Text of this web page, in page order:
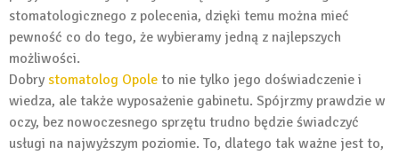
stomatologicznego z polecenia, dzięki temu można mieć
pewność co do tego, że wybieramy jedną z najlepszych
możliwości.
Dobry stomatolog Opole to nie tylko jego doświadczenie i
wiedza, ale także wyposażenie gabinetu. Spójrzmy prawdzie w
oczy, bez nowoczesnego sprzętu trudno będzie świadczyć
usługi na najwyższym poziomie. To, dlatego tak ważne jest to,